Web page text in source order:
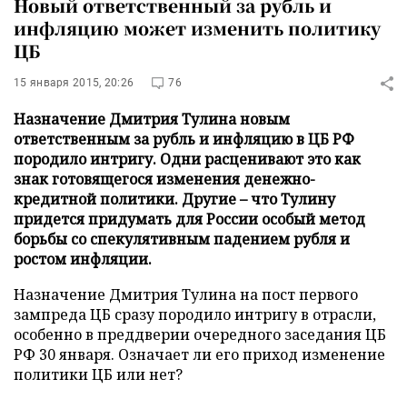
Новый ответственный за рубль и
инфляцию может изменить политику
ЦБ
15 января 2015, 20:26 76
Назначение Дмитрия Тулина новым
ответственным за рубль и инфляцию в ЦБ РФ
породило интригу. Одни расценивают это как
знак готовящегося изменения денежно-
кредитной политики. Другие – что Тулину
придется придумать для России особый метод
борьбы со спекулятивным падением рубля и
ростом инфляции.
Назначение Дмитрия Тулина на пост первого
зампреда ЦБ сразу породило интригу в отрасли,
особенно в преддверии очередного заседания ЦБ
РФ 30 января. Означает ли его приход изменение
политики ЦБ или нет?